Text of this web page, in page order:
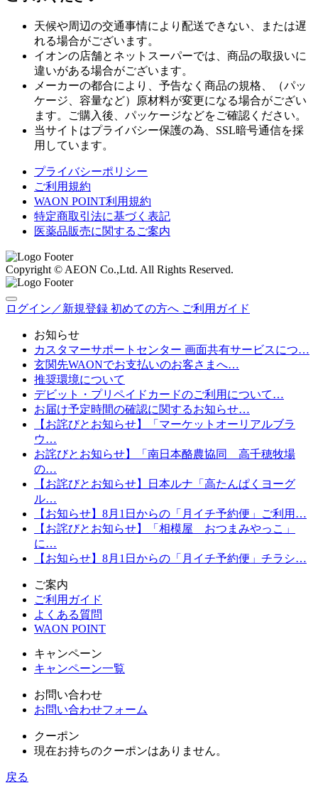
天候や周辺の交通事情により配送できない、または遅
れる場合がございます。
イオンの店舗とネットスーパーでは、商品の取扱いに
違いがある場合がございます。
メーカーの都合により、予告なく商品の規格、（パッ
ケージ、容量など）原材料が変更になる場合がござい
ます。ご購入後、パッケージなどをご確認ください。
当サイトはプライバシー保護の為、SSL暗号通信を採
用しています。
プライバシーポリシー
ご利用規約
WAON POINT利用規約
特定商取引法に基づく表記
医薬品販売に関するご案内
Copyright © AEON Co.,Ltd. All Rights Reserved.
ログイン／新規登録 初めての方へ ご利用ガイド
お知らせ
カスタマーサポートセンター 画面共有サービスにつ…
玄関先WAONでお支払いのお客さまへ…
推奨環境について
デビット・プリペイドカードのご利用について…
お届け予定時間の確認に関するお知らせ…
【お詫びとお知らせ】「マーケットオーリアルブラ
ウ…
お詫びとお知らせ】「南日本酪農協同 高千穂牧場
の…
【お詫びとお知らせ】日本ルナ「高たんぱくヨーグ
ル…
【お知らせ】8月1日からの「月イチ予約便」ご利用…
【お詫びとお知らせ】「相模屋 おつまみやっこ」
に…
【お知らせ】8月1日からの「月イチ予約便」チラシ…
ご案内
ご利用ガイド
よくある質問
WAON POINT
キャンペーン
キャンペーン一覧
お問い合わせ
お問い合わせフォーム
クーポン
現在お持ちのクーポンはありません。
戻る